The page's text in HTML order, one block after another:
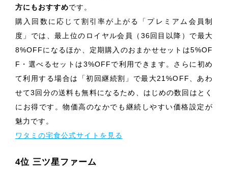
方にもおすすめです。
購入回数に応じて割引率が上がる「プレミアム会員制
度」では、最上位のロイヤル会員（36回目以降）で最大
8%OFFになるほか、定期購入のおまかせセットは5%OF
F・選べるセットは3%OFFで利用できます。さらに初め
て利用する場合は「初回継続割」で最大21%OFF、あわ
せて3回分の送料も無料になるため、はじめの数回はとく
にお得です。物価高のなかでも継続しやすい価格設定が
魅力です。
ワタミの宅食公式サイトを見る
4位 三ツ星ファーム